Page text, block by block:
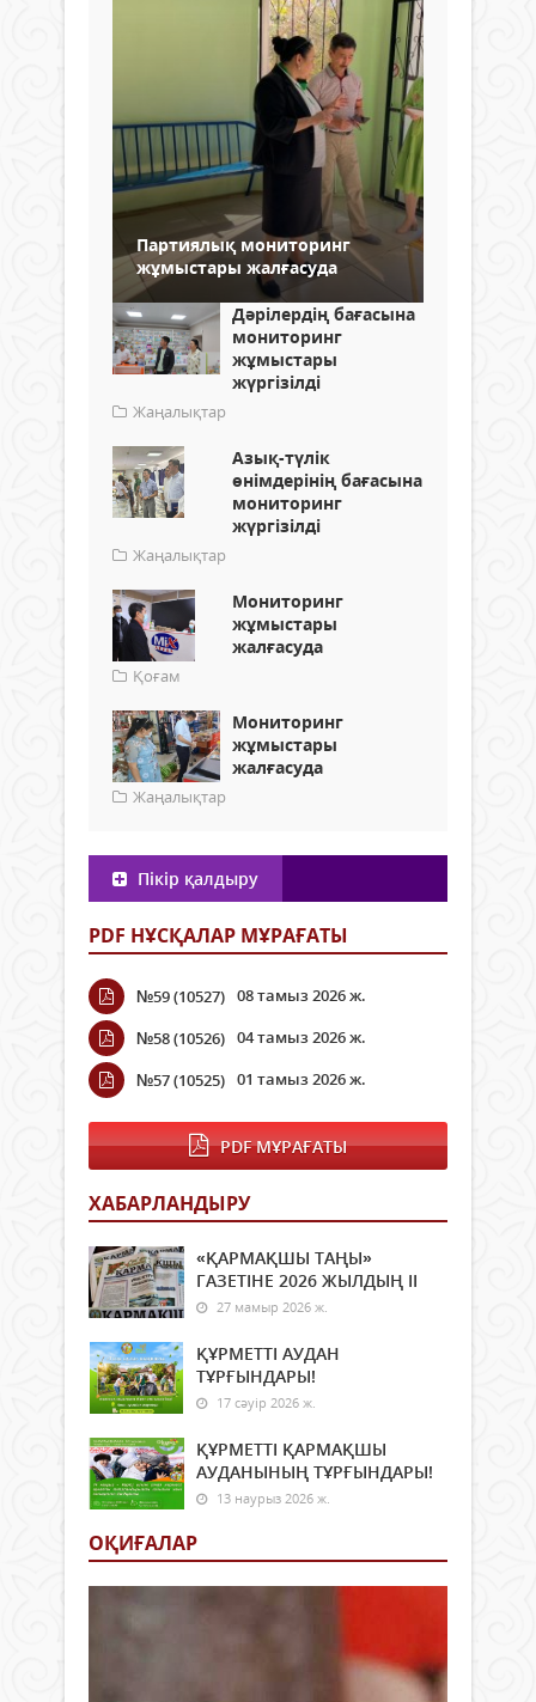
Партиялық мониторинг
жұмыстары жалғасуда
Дәрілердің бағасына
мониторинг
жұмыстары
жүргізілді
Жаңалықтар
Азық-түлік
өнімдерінің бағасына
мониторинг
жүргізілді
Жаңалықтар
Мониторинг
жұмыстары
жалғасуда
Қоғам
Мониторинг
жұмыстары
жалғасуда
Жаңалықтар
Пікір қалдыру
PDF НҰСҚАЛАР МҰРАҒАТЫ
№59 (10527) 08 тамыз 2026 ж.
№58 (10526) 04 тамыз 2026 ж.
№57 (10525) 01 тамыз 2026 ж.
PDF МҰРАҒАТЫ
ХАБАРЛАНДЫРУ
«ҚАРМАҚШЫ ТАҢЫ»
ГАЗЕТІНЕ 2026 ЖЫЛДЫҢ ІI
27 мамыр 2026 ж.
ҚҰРМЕТТІ АУДАН
ТҰРҒЫНДАРЫ!
17 сәуір 2026 ж.
ҚҰРМЕТТІ ҚАРМАҚШЫ
АУДАНЫНЫҢ ТҰРҒЫНДАРЫ!
13 наурыз 2026 ж.
ОҚИҒАЛАР